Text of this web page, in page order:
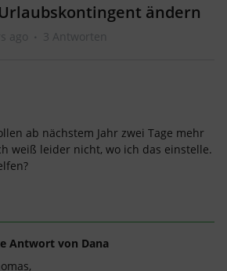
ändern
ago 3 Antworten
ab nächstem Jahr zwei Tage mehr
weiß leider nicht, wo ich das einstelle.
Antwort von Dana